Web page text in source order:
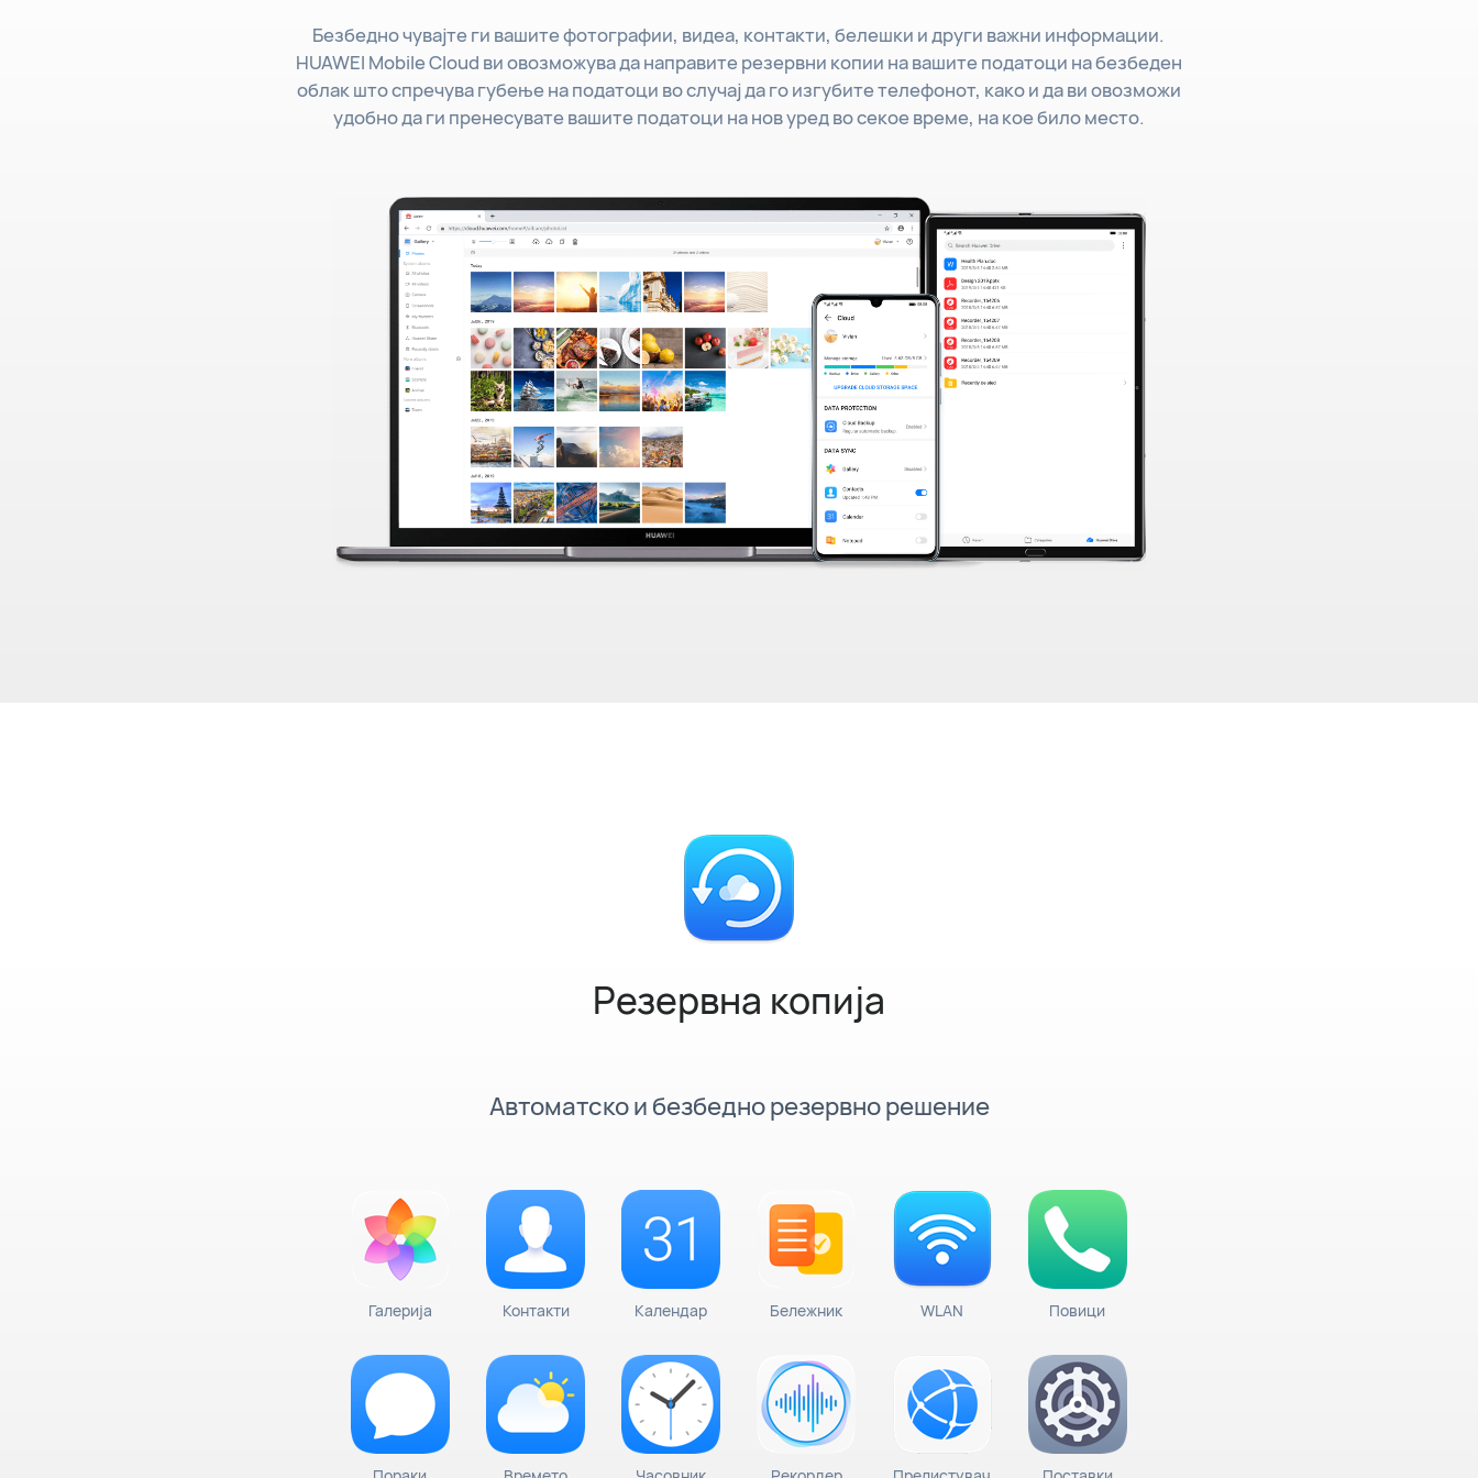
Безбедно чувајте ги вашите фотографии, видеа, контакти, белешки и други важни информации.
HUAWEI Mobile Cloud ви овозможува да направите резервни копии на вашите податоци на безбеден
облак што спречува губење на податоци во случај да го изгубите телефонот, како и да ви овозможи
удобно да ги пренесувате вашите податоци на нов уред во секое време, на кое било место.
Резервна копија
Автоматско и безбедно резервно решение
Галерија Контакти Календар Бележник WLAN Повици